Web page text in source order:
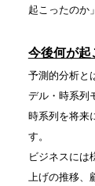
起こったのか
今後何が起
予測的分析と
デル・時系列
時系列を将来
す。
ビジネスには
上げの推移、